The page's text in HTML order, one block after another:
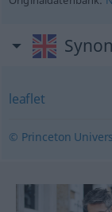
leaflet
© Princeton